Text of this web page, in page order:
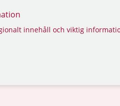
innehåll och viktig